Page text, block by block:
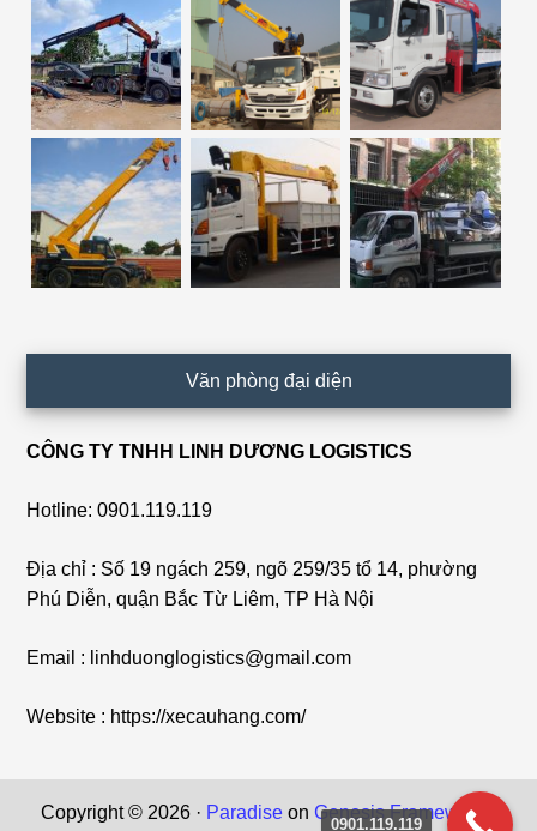
Văn phòng đại diện
CÔNG TY TNHH LINH DƯƠNG LOGISTICS
Hotline: 0901.119.119
Địa chỉ : Số 19 ngách 259, ngõ 259/35 tổ 14, phường
Phú Diễn, quận Bắc Từ Liêm, TP Hà Nội
Email : linhduonglogistics@gmail.com
Website : https://xecauhang.com/
Copyright © 2026 · Paradise on Genesis Framework
0901.119.119